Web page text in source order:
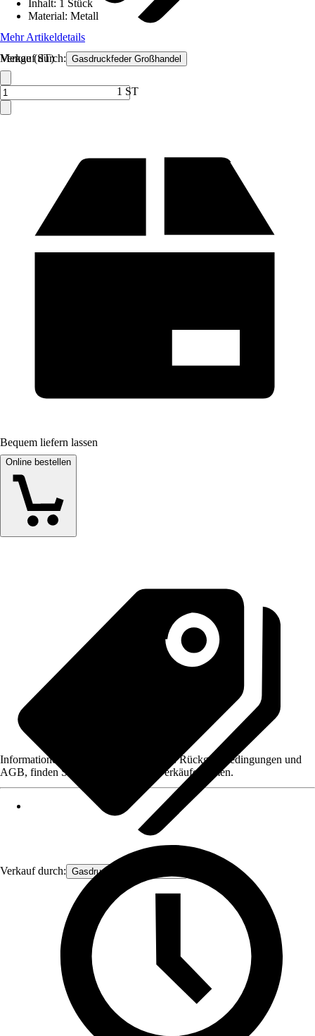
Verkauf durch: Gasdruckfeder Großhandel
Inhalt: 1 Stück
Material: Metall
Mehr Artikeldetails
Menge (ST)
1 ST
Bequem liefern lassen
Online bestellen
Verkauf durch: Gasdruckfeder Großhandel
Informationen des Verkäufers, wie z. B. Rückgabebedingungen und
AGB, finden Sie bei Klick auf den Verkäufernamen.